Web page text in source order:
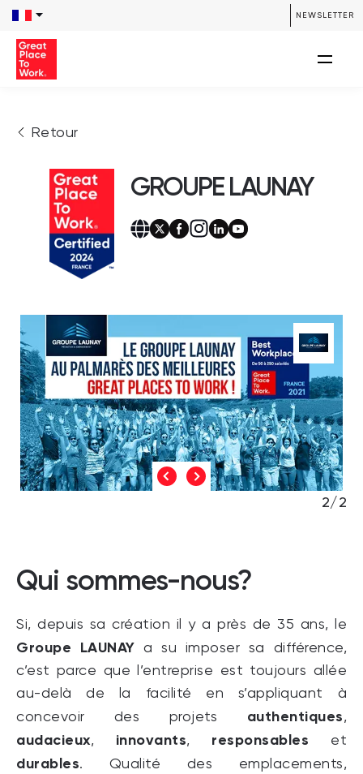
NEWSLETTER
Retour
GROUPE LAUNAY
2/2
Qui sommes-nous?
Si, depuis sa création il y a près de 35 ans, le
Groupe LAUNAY a su imposer sa différence,
c’est parce que l’entreprise est toujours allée
au-delà de la facilité en s’appliquant à
concevoir des projets authentiques,
audacieux, innovants, responsables et
durables. Qualité des emplacements,